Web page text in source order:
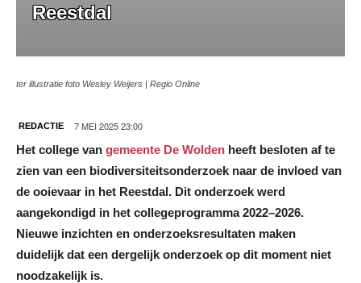
Reestdal
ter illustratie foto Wesley Weijers | Regio Online
REDACTIE 7 MEI 2025 23:00
Het college van gemeente De Wolden heeft besloten af te
zien van een biodiversiteitsonderzoek naar de invloed van
de ooievaar in het Reestdal. Dit onderzoek werd
aangekondigd in het collegeprogramma 2022–2026.
Nieuwe inzichten en onderzoeksresultaten maken
duidelijk dat een dergelijk onderzoek op dit moment niet
noodzakelijk is.